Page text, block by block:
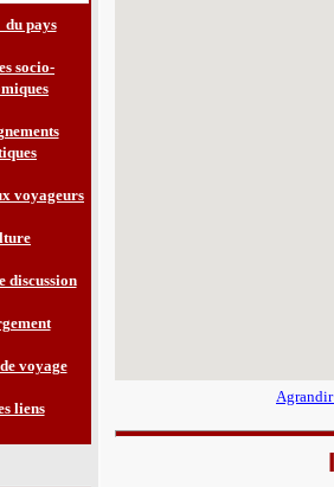
pays
socio-
voyageurs
discussion
voyage
liens